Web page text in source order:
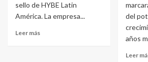
sello de HYBE Latin
América. La empresa...
Leer más
del
años
Leer